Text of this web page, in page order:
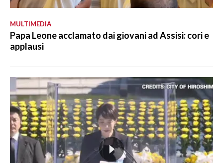
MULTIMEDIA
Papa Leone acclamato dai giovani ad Assisi: cori e
applausi